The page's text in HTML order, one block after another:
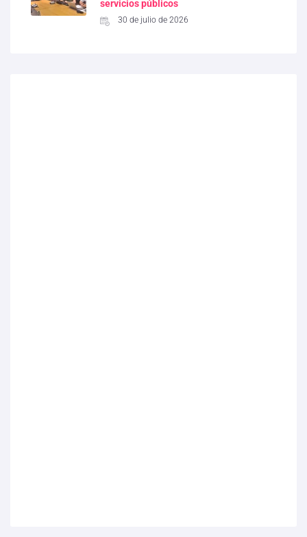
servicios públicos
30 de julio de 2026